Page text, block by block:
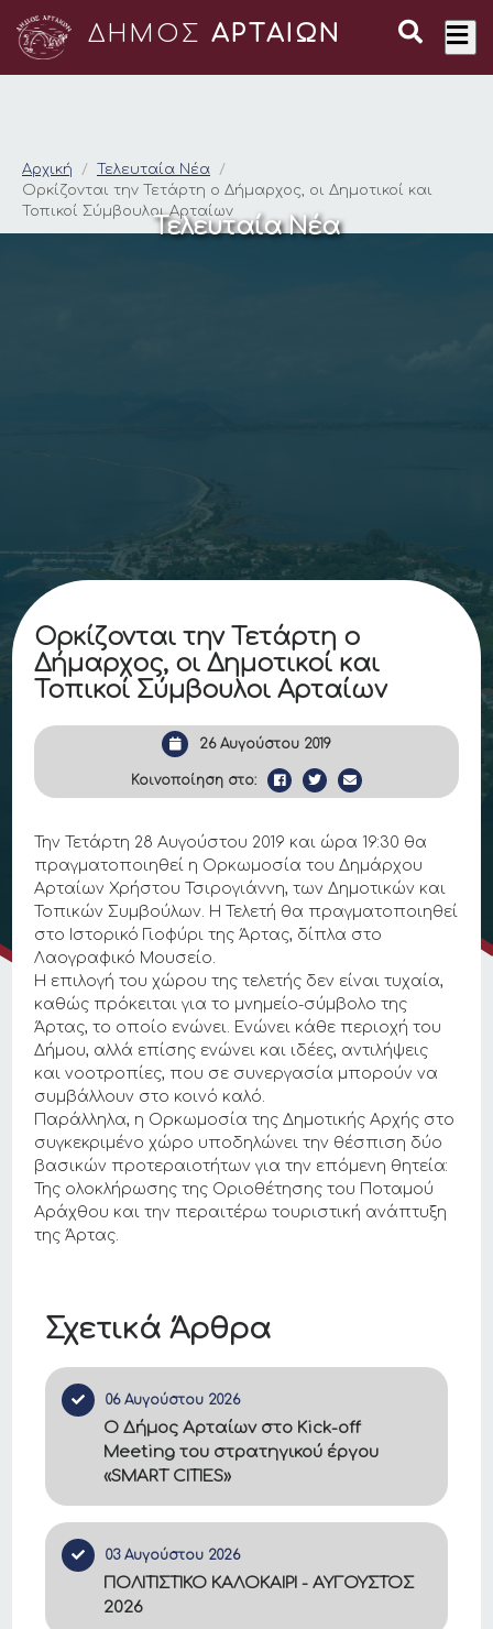
ΔΗΜΟΣ ΑΡΤΑΙΩΝ
Ορκίζονται την
Αρχική
Τελευταία Νέα
Ορκίζονται την Τετάρτη ο Δήμαρχος, οι Δημοτικοί και
Τοπικοί Σύμβουλοι Αρταίων
Τελευταία Νέα
Σχετικά Άρθρα
06 Αυγούστου 2026
Ο Δήμος Αρταίων στο Kick-off
Meeting του στρατηγικού έργου
«SMART CITIES»
03 Αυγούστου 2026
ΠΟΛΙΤΙΣΤΙΚΟ ΚΑΛΟΚΑΙΡΙ - ΑΥΓΟΥΣΤΟΣ
2026
Ορκίζονται την Τετάρτη ο
Δήμαρχος, οι Δημοτικοί και
Τοπικοί Σύμβουλοι Αρταίων
26 Αυγούστου 2019
Κοινοποίηση στο:
Την Τετάρτη 28 Αυγούστου 2019 και ώρα 19:30 θα
πραγματοποιηθεί η Ορκωμοσία του Δημάρχου
Αρταίων Χρήστου Τσιρογιάννη, των Δημοτικών και
Τοπικών Συμβούλων. Η Τελετή θα πραγματοποιηθεί
στο Ιστορικό Γιοφύρι της Άρτας, δίπλα στο
Λαογραφικό Μουσείο.
Η επιλογή του χώρου της τελετής δεν είναι τυχαία,
καθώς πρόκειται για το μνημείο-σύμβολο της
Άρτας, το οποίο ενώνει. Ενώνει κάθε περιοχή του
Δήμου, αλλά επίσης ενώνει και ιδέες, αντιλήψεις
και νοοτροπίες, που σε συνεργασία μπορούν να
συμβάλλουν στο κοινό καλό.
Παράλληλα, η Ορκωμοσία της Δημοτικής Αρχής στο
συγκεκριμένο χώρο υποδηλώνει την θέσπιση δύο
βασικών προτεραιοτήτων για την επόμενη θητεία:
Της ολοκλήρωσης της Οριοθέτησης του Ποταμού
Αράχθου και την περαιτέρω τουριστική ανάπτυξη
της Άρτας.